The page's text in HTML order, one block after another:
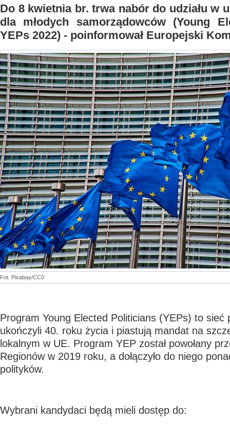
Do 8 kwietnia br. trwa nabór do udziału w
dla młodych samorządowców (Young
YEPs 2022) - poinformował Europejski
Fot. Pixabay/CC0
Program Young Elected Politicians (YEPs) to sieć
ukończyli 40. roku życia i piastują mandat na
lokalnym w UE. Program YEP został powołany
Regionów w 2019 roku, a dołączyło do niego
polityków.
Wybrani kandydaci będą mieli dostęp do: